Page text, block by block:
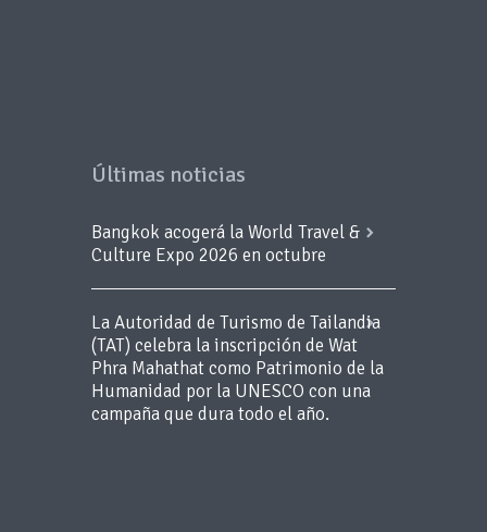
Últimas noticias
Bangkok acogerá la World Travel &
Culture Expo 2026 en octubre
La Autoridad de Turismo de Tailandia
(TAT) celebra la inscripción de Wat
Phra Mahathat como Patrimonio de la
Humanidad por la UNESCO con una
campaña que dura todo el año.